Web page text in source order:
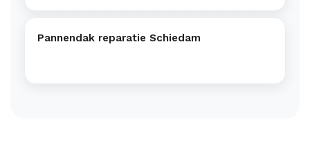
Pannendak reparatie Schiedam